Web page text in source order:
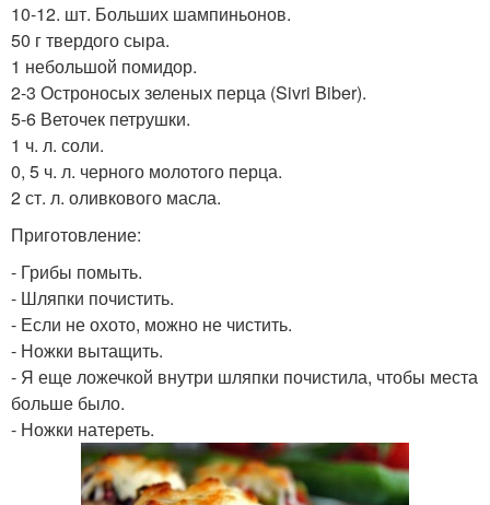
10-12. шт. Больших шампиньонов.
50 г твердого сыра.
1 небольшой помидор.
2-3 Остроносых зеленых перца (Sivri Biber).
5-6 Веточек петрушки.
1 ч. л. соли.
0, 5 ч. л. черного молотого перца.
2 ст. л. оливкового масла.
Приготовление:
- Грибы помыть.
- Шляпки почистить.
- Если не охото, можно не чистить.
- Ножки вытащить.
- Я еще ложечкой внутри шляпки почистила, чтобы места
больше было.
- Ножки натереть.